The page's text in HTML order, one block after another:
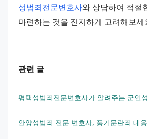
성범죄전문변호사와 상담하여 적절
마련하는 것을 진지하게 고려해보세
관련 글